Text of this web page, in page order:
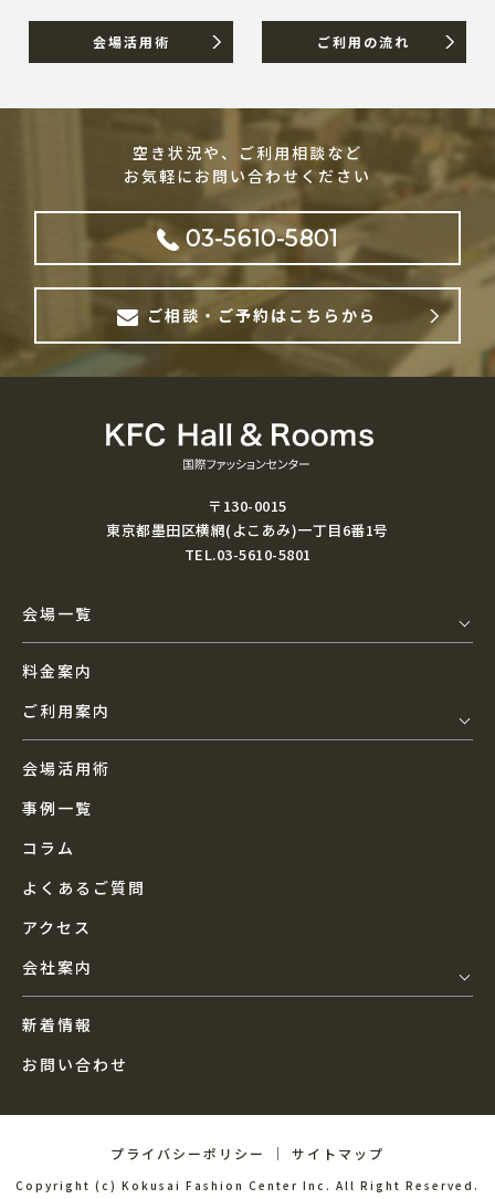
会場活用術 ご利用の流れ
空き状況や、ご利用相談など
お気軽にお問い合わせください
03-5610-5801
ご相談・ご予約はこちらから
〒130-0015
東京都墨田区横網(よこあみ)一丁目6番1号
TEL.03-5610-5801
会場一覧
料金案内
ご利用案内
会場活用術
事例一覧
コラム
よくあるご質問
アクセス
会社案内
新着情報
お問い合わせ
プライバシーポリシー ｜ サイトマップ
Copyright (c) Kokusai Fashion Center Inc. All Right Reserved.